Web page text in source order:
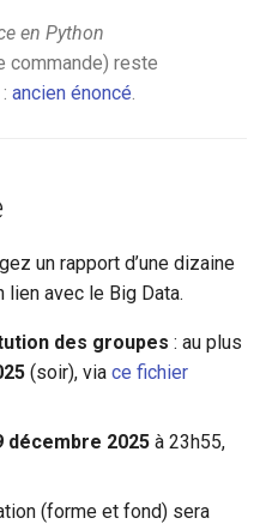
en Python
commande) reste
ancien énoncé.
un rapport d’une dizaine
lien avec le Big Data.
des groupes : au plus
(soir), via ce fichier
décembre 2025 à 23h55,
(forme et fond) sera